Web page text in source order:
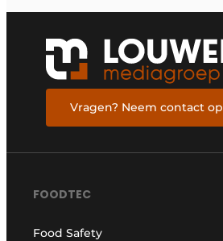
Vragen? Neem contact op
FOODTEC
Food Safety